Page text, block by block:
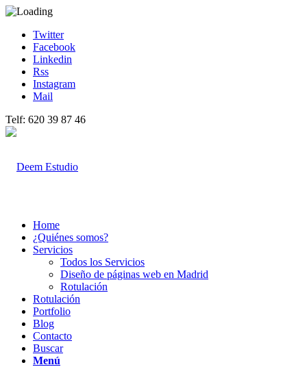
Twitter
Facebook
Linkedin
Rss
Instagram
Mail
Telf: 620 39 87 46
Home
¿Quiénes somos?
Servicios
Todos los Servicios
Diseño de páginas web en Madrid
Rotulación
Rotulación
Portfolio
Blog
Contacto
Buscar
Menú